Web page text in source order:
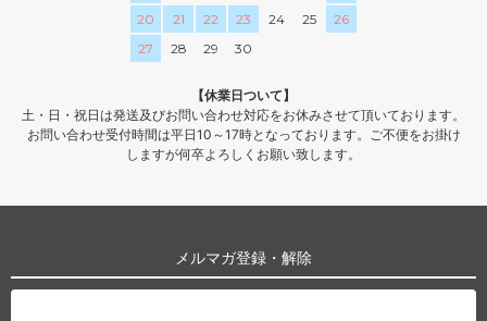
20
21 22 23 24 25
26
27
28 29 30
【休業日ついて】
土・日・祝日は発送及びお問い合わせ対応をお休みさせて頂いております。
お問い合わせ受付時間は平日10～17時となっております。ご不便をお掛け
しますが何卒よろしくお願い致します。
メルマガ登録・解除